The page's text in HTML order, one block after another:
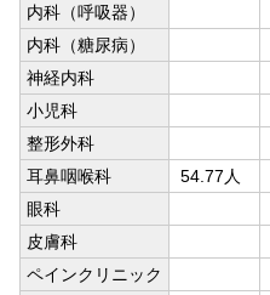
内科（呼吸器）
内科（糖尿病）
神経内科
小児科
整形外科
耳鼻咽喉科
54.77人
眼科
皮膚科
ペインクリニック